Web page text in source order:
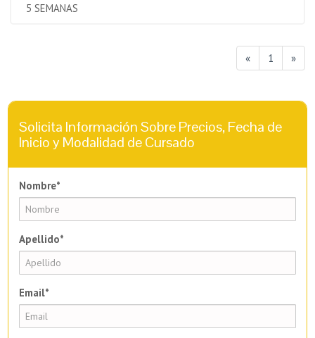
5 SEMANAS
« 1 »
Solicita Información Sobre Precios, Fecha de
Inicio y Modalidad de Cursado
Nombre*
Apellido*
Email*